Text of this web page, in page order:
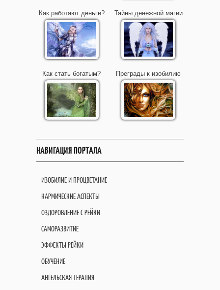
Как работают деньги? Тайны денежной магии
Как стать богатым? Преграды к изобилию
НАВИГАЦИЯ ПОРТАЛА
ИЗОБИЛИЕ И ПРОЦВЕТАНИЕ
КАРМИЧЕСКИЕ АСПЕКТЫ
ОЗДОРОВЛЕНИЕ С РЕЙКИ
САМОРАЗВИТИЕ
ЭФФЕКТЫ РЕЙКИ
ОБУЧЕНИЕ
АНГЕЛЬСКАЯ ТЕРАПИЯ